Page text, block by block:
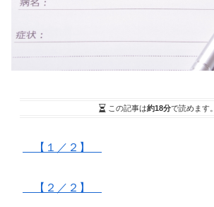
この記事は約18分で読めます。
【１／２】
【２／２】